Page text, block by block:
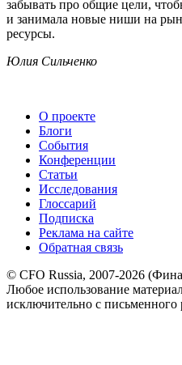
забывать про общие цели,
и занимала новые ниши на
ресурсы.
Юлия Сильченко
О проекте
Блоги
События
Конференции
Статьи
Исследования
Глоссарий
Подписка
Реклама на сайте
Обратная связь
© CFO Russia, 2007-2026
Любое использование
исключительно с письменного